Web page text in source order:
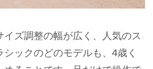
ズ調整の幅が広く、人気のス
ックのどのモデルも、4歳く